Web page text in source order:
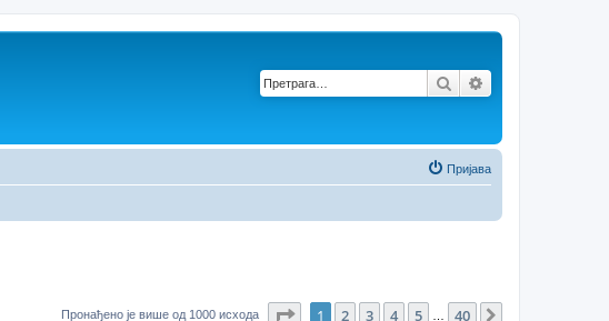
Претрага
Пријава
Пронађено је више од 1000 исхода Страница1 од 40
1 2 3 4 5 40